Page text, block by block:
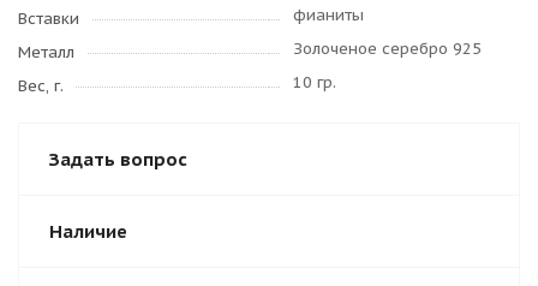
Вставки
фианиты
Металл
Золоченое серебро 925
Вес, г.
10 гр.
Задать вопрос
Наличие